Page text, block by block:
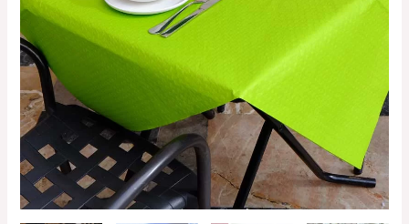
23.20€
hasta
37.25€